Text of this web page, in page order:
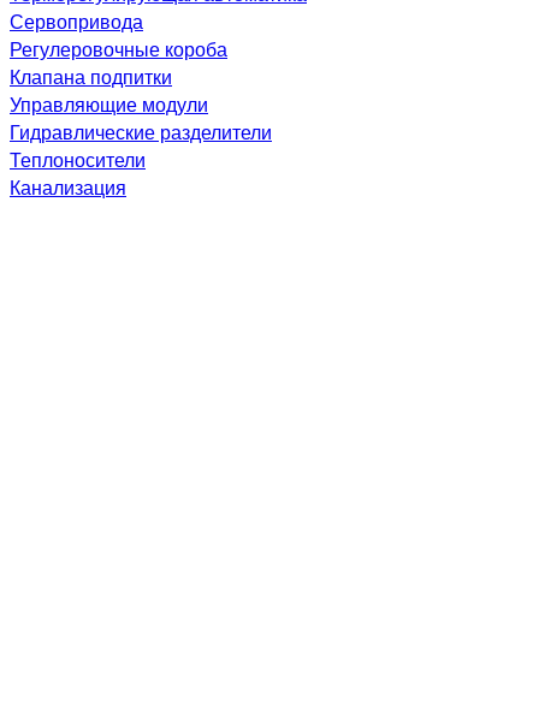
Сервопривода
Регулеровочные короба
Клапана подпитки
Управляющие модули
Гидравлические разделители
Теплоносители
Канализация